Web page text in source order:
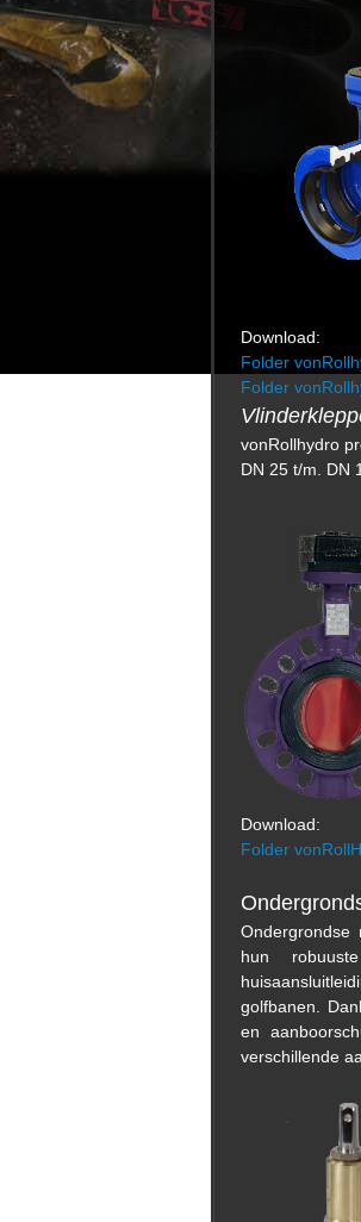
Download:
Folder
Folder
vonRollhydro
DN 25 t/m. DN
Download:
Folder
O
Ondergrondse
hun
golfbanen.
en
verschillende